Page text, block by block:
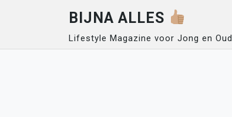
BIJNA ALLES
Lifestyle Magazine voor Jong en Oud